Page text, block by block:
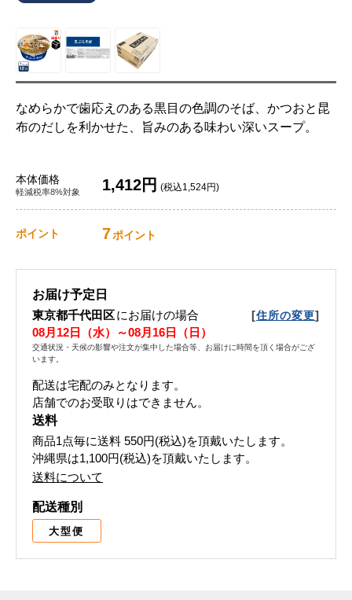
なめらかで歯応えのある黒目の色調のそば、かつおと昆
布のだしを利かせた、旨みのある味わい深いスープ。
本体価格
軽減税率8%対象 1,412円 (税込1,524円)
ポイント 7ポイント
お届け予定日
東京都千代田区にお届けの場合 [住所の変更]
08月12日（水）～08月16日（日）
交通状況・天候の影響や注文が集中した場合等、お届けに時間を頂く場合がござ
います。
配送は宅配のみとなります。
店舗でのお受取りはできません。
送料
商品1点毎に送料 550円(税込)を頂戴いたします。
沖縄県は1,100円(税込)を頂戴いたします。
送料について
配送種別
大型便